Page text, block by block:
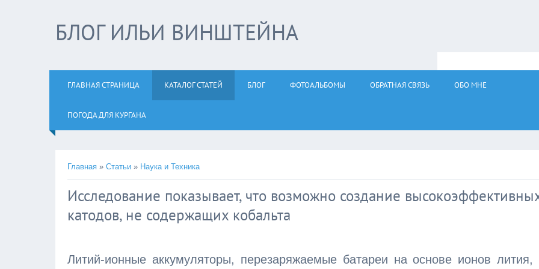
БЛОГ ИЛЬИ ВИНШТЕЙНА
ГЛАВНАЯ СТРАНИЦА КАТАЛОГ СТАТЕЙ БЛОГ ФОТОАЛЬБОМЫ ОБРАТНАЯ СВЯЗЬ ОБО МНЕ
ПОГОДА ДЛЯ КУРГАНА
Главная » Статьи » Наука и Техника
Исследование показывает, что возможно создание
катодов, не содержащих кобальта
Литий-ионные аккумуляторы, перезаряжаемые батареи на основе ионов лития,